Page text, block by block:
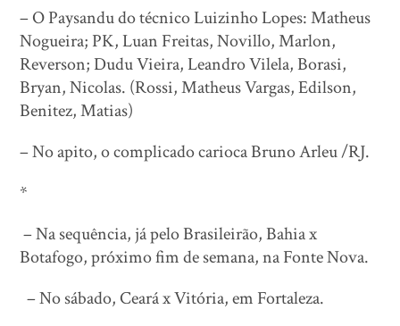
– O Paysandu do técnico Luizinho Lopes: Matheus
Nogueira; PK, Luan Freitas, Novillo, Marlon,
Reverson; Dudu Vieira, Leandro Vilela, Borasi,
Bryan, Nicolas. (Rossi, Matheus Vargas, Edilson,
Benitez, Matias)
– No apito, o complicado carioca Bruno Arleu /RJ.
*
– Na sequência, já pelo Brasileirão, Bahia x
Botafogo, próximo fim de semana, na Fonte Nova.
– No sábado, Ceará x Vitória, em Fortaleza.